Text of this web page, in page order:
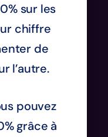
sur les
chiffre
de
l’autre.
pouvez
grâce à